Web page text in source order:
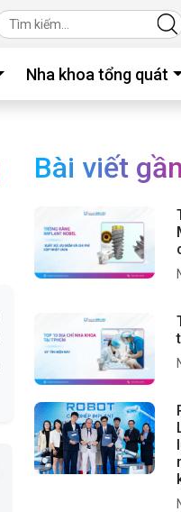
Nha khoa tổng quát
Bài viết